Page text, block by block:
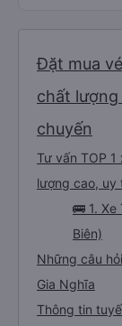
Đặt mua
chất lượng
chuyến
Tư vấn TOP
lượng cao, uy
🚌 1.
Biên)
Những câu
Gia Nghĩa
Thông tin